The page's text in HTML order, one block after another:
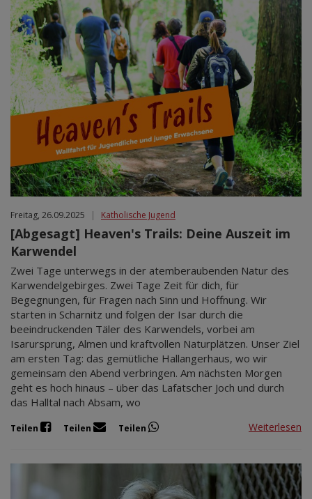
Freitag, 26.09.2025 | Katholische Jugend
[Abgesagt] Heaven's Trails: Deine Auszeit im
Karwendel
Zwei Tage unterwegs in der atemberaubenden Natur des
Karwendelgebirges. Zwei Tage Zeit für dich, für
Begegnungen, für Fragen nach Sinn und Hoffnung. Wir
starten in Scharnitz und folgen der Isar durch die
beeindruckenden Täler des Karwendels, vorbei am
Isarursprung, Almen und kraftvollen Naturplätzen. Unser Ziel
am ersten Tag: das gemütliche Hallangerhaus, wo wir
gemeinsam den Abend verbringen. Am nächsten Morgen
geht es hoch hinaus – über das Lafatscher Joch und durch
das Halltal nach Absam, wo
Teilen Teilen Teilen Weiterlesen